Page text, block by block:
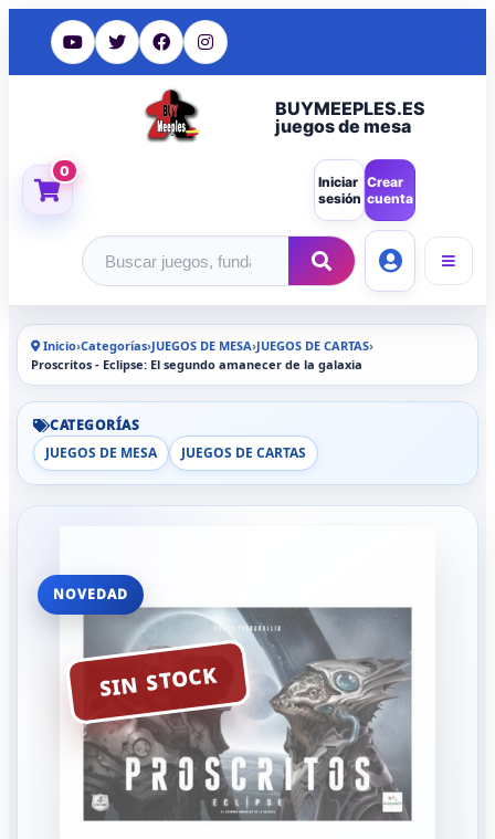
BUYMEEPLES.ES
juegos de mesa
0
Iniciar
sesión
Crear
cuenta
Buscar productos
Inicio›Categorías›JUEGOS DE MESA›JUEGOS DE CARTAS›
Proscritos - Eclipse: El segundo amanecer de la galaxia
CATEGORÍAS
JUEGOS DE MESA
JUEGOS DE CARTAS
NOVEDAD
SIN STOCK